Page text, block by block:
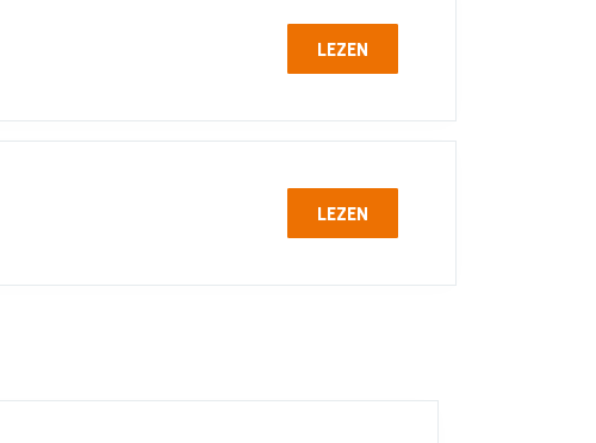
LEZEN
LEZEN